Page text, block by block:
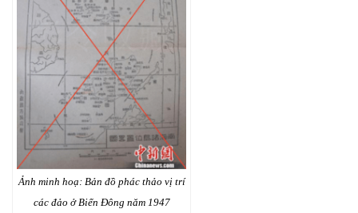
Ảnh minh hoạ: Bản đồ phác thảo vị trí
các đảo ở Biển Đông năm 1947